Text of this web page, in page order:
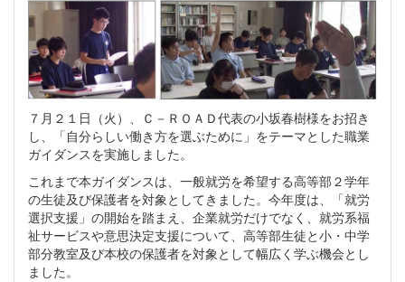
７月２１日（火）、Ｃ－ＲＯＡＤ代表の小坂春樹様をお招き
し、「自分らしい働き方を選ぶために」をテーマとした職業
ガイダンスを実施しました。
これまで本ガイダンスは、一般就労を希望する高等部２学年
の生徒及び保護者を対象としてきました。今年度は、「就労
選択支援」の開始を踏まえ、企業就労だけでなく、就労系福
祉サービスや意思決定支援について、高等部生徒と小・中学
部分教室及び本校の保護者を対象として幅広く学ぶ機会とし
ました。